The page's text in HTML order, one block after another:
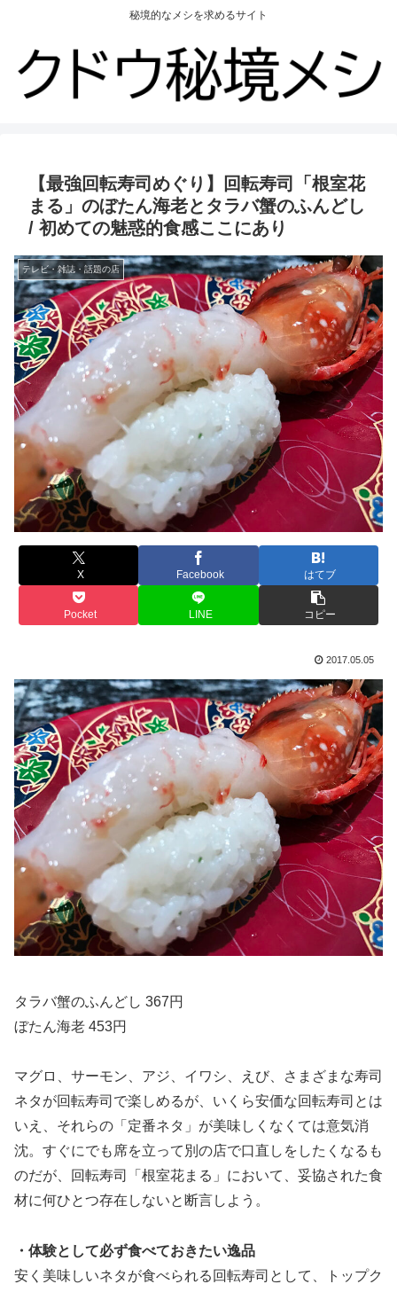
秘境的なメシを求めるサイト
【最強回転寿司めぐり】回転寿司「根室花
まる」のぼたん海老とタラバ蟹のふんどし
/ 初めての魅惑的食感ここにあり
テレビ・雑誌・話題の店
X Facebook はてブ
Pocket LINE コピー
2017.05.05
タラバ蟹のふんどし 367円
ぼたん海老 453円
マグロ、サーモン、アジ、イワシ、えび、さまざまな寿司
ネタが回転寿司で楽しめるが、いくら安価な回転寿司とは
いえ、それらの「定番ネタ」が美味しくなくては意気消
沈。すぐにでも席を立って別の店で口直しをしたくなるも
のだが、回転寿司「根室花まる」において、妥協された食
材に何ひとつ存在しないと断言しよう。
・体験として必ず食べておきたい逸品
安く美味しいネタが食べられる回転寿司として、トップク